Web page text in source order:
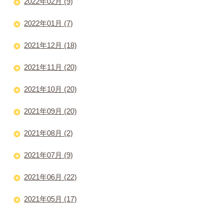
2022年01月 (7)
2021年12月 (18)
2021年11月 (20)
2021年10月 (20)
2021年09月 (20)
2021年08月 (2)
2021年07月 (9)
2021年06月 (22)
2021年05月 (17)